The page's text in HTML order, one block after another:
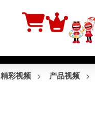
精彩视频 > 产品视频 >